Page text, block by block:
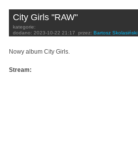
City Girls "RAW"
kategorie:
dodano: 2023-10-22 21:17 przez: Bartosz Skolasiński
Nowy album City Girls.
Stream: